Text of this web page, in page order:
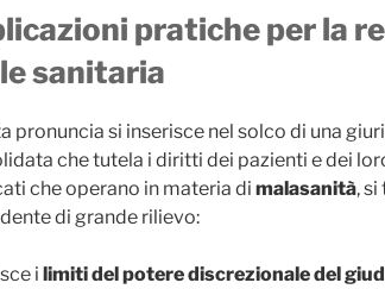
pratiche per la
sanitaria
pronuncia si inserisce nel solco di una
che tutela i diritti dei pazienti e dei
che operano in materia di malasanità,
di grande rilievo:
i limiti del potere discrezionale del